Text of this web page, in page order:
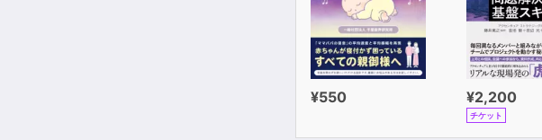
¥550 ¥2,200
チケット